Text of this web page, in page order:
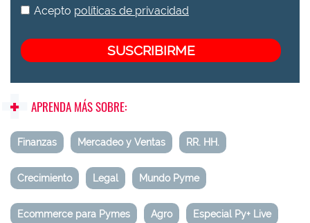
Acepto políticas de privacidad
APRENDA MÁS SOBRE:
Finanzas Mercadeo y Ventas RR. HH.
Crecimiento Legal Mundo Pyme
Ecommerce para Pymes Agro Especial Py+ Live